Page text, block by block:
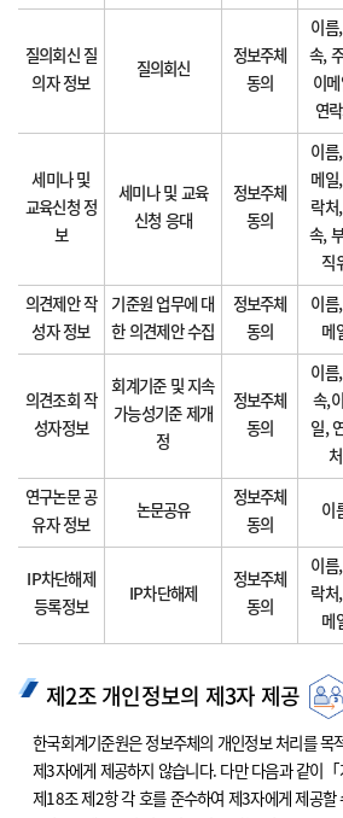
질의회신 질
의자 정보
질의회신
정보주체
동의
이름
속,
이
연
세미나 및
교육신청 정
보
세미나 및 교육
신청 응대
정보주체
동의
이름,
메일
락처
속,
직
의견제안 작
성자 정보
기준원 업무에 대
한 의견제안 수집
정보주체
동의
이름,
메
의견조회 작
성자정보
회계기준 및 지속
가능성기준 제개
정
정보주체
동의
이름
속,
일,
처
연구논문 공
유자 정보
논문공유
정보주체
동의
이
IP차단해제
등록정보
IP차단해제
정보주체
동의
이름
락처,
메
제2조 개인정보의 제3자 제공
한국회계기준원은 정보주체의 개인정보 처리를 목
제3자에게 제공하지 않습니다. 다만 다음과 같이
제18조 제2항 각 호를 준수하여 제3자에게 제공할